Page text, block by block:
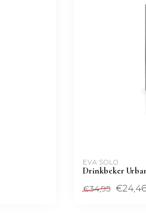
EVA SOLO
Drinkbeker
€34,95 €24,46